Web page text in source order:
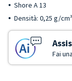
Shore A 13
Densità: 0,25 g/cm³
Fai